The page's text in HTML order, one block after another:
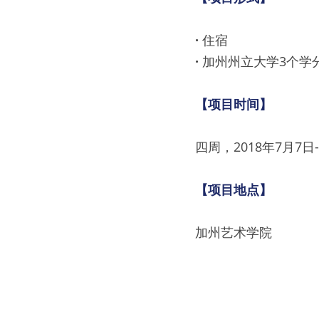
· 住宿
· 加州州立大学3个学
【项目时间】
四周，2018年7月7日
【项目地点】
加州艺术学院